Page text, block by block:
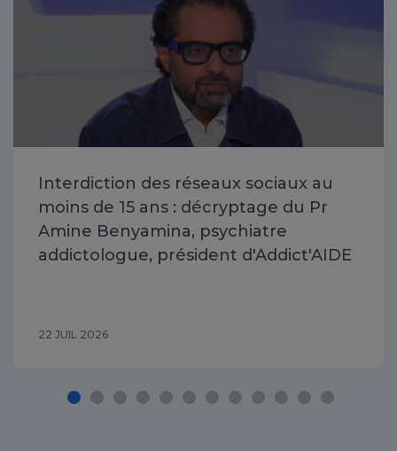
Interdiction des réseaux sociaux au
moins de 15 ans : décryptage du Pr
Amine Benyamina, psychiatre
addictologue, président d'Addict'AIDE
22 JUIL 2026